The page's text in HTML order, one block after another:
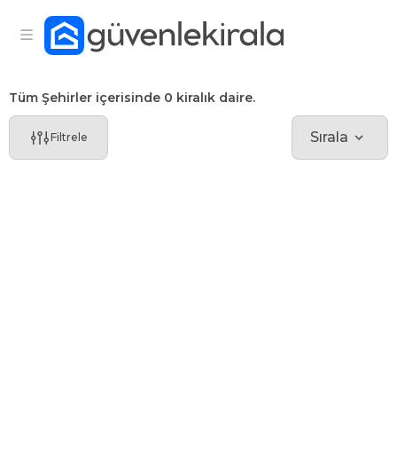
Tüm Şehirler içerisinde 0 kiralık daire.
Filtrele Sırala